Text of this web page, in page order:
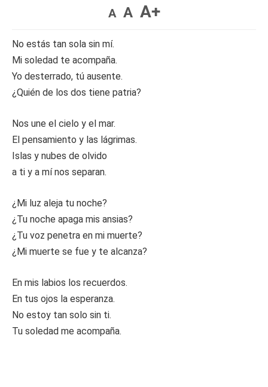
A A A+
No estás tan sola sin mí.
Mi soledad te acompaña.
Yo desterrado, tú ausente.
¿Quién de los dos tiene patria?
Nos une el cielo y el mar.
El pensamiento y las lágrimas.
Islas y nubes de olvido
a ti y a mí nos separan.
¿Mi luz aleja tu noche?
¿Tu noche apaga mis ansias?
¿Tu voz penetra en mi muerte?
¿Mi muerte se fue y te alcanza?
En mis labios los recuerdos.
En tus ojos la esperanza.
No estoy tan solo sin ti.
Tu soledad me acompaña.